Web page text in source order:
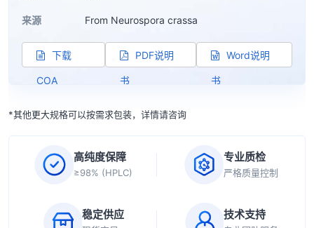
来源 From Neurospora crassa
下载
COA
PDF说明
书
Word说明
书
*其他更大规格可以按需求包装，详情请咨询
高纯度保障
≥98% (HPLC)
专业质检
严格质量控制
稳定供应 技术支持